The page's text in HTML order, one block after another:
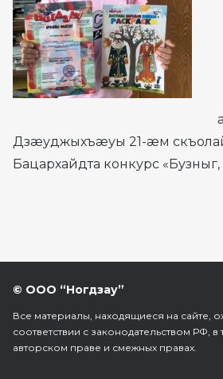
Дзæуджыхъæуы 21-æм
Бацархайдта конкурс
© ООО “Ногдзау”
Все материалы, находящиеся на сайте,
соответствии с законодательством РФ,
авторском праве и смежных правах.